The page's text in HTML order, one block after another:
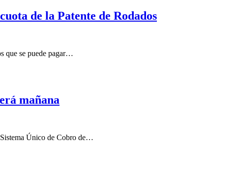
de la Patente de Rodados
que se puede pagar…
mañana
Sistema Único de Cobro de…